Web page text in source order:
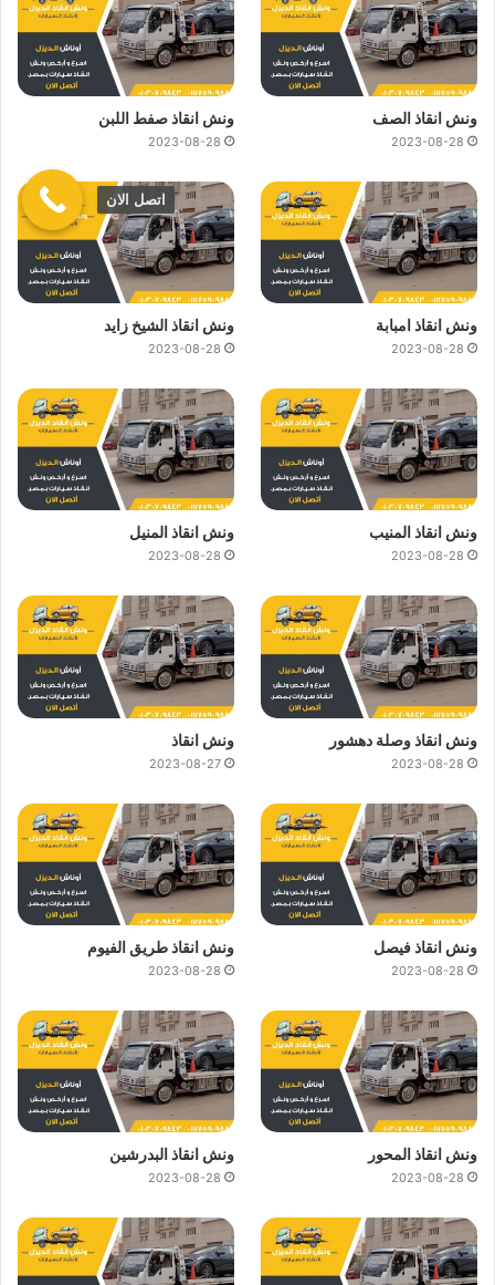
ونش انقاذ الصف
2023-08-28
ونش انقاذ صفط اللبن
2023-08-28
ونش انقاذ امبابة
2023-08-28
ونش انقاذ الشيخ زايد
2023-08-28
ونش انقاذ المنيب
2023-08-28
ونش انقاذ المنيل
2023-08-28
ونش انقاذ وصلة دهشور
2023-08-28
ونش انقاذ
2023-08-27
ونش انقاذ فيصل
2023-08-28
ونش انقاذ طريق الفيوم
2023-08-28
ونش انقاذ المحور
2023-08-28
ونش انقاذ البدرشين
2023-08-28
اتصل الان